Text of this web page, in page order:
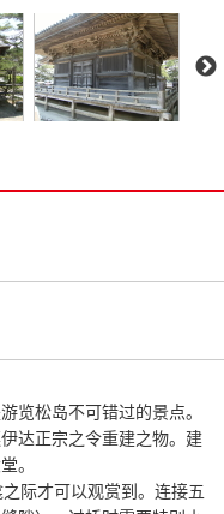
览松岛不可错过的景点。
达正宗之令重建之物。建
。
际才可以观赏到。连接五